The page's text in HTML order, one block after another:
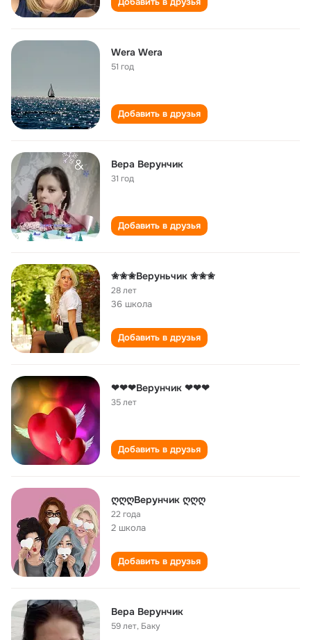
Wera Wera
51 год
Добавить в друзья
Вера Верунчик
31 год
Добавить в друзья
✬✬✬Веруньчик ✬✬✬
28 лет
36 школа
Добавить в друзья
❤❤❤Верунчик ❤❤❤
35 лет
Добавить в друзья
ღღღВерунчик ღღღ
22 года
2 школа
Добавить в друзья
Вера Верунчик
59 лет, Баку